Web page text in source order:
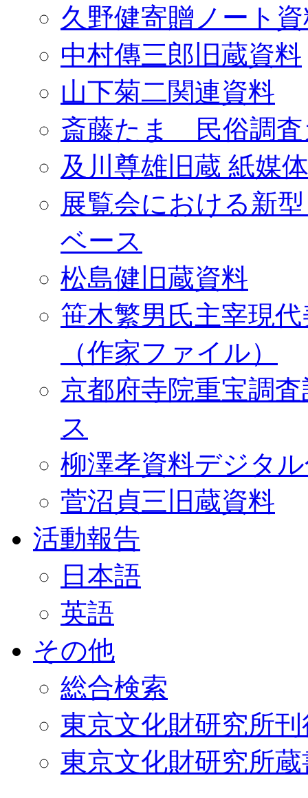
久野健寄贈ノート
中村傳三郎旧蔵資料
山下菊二関連資料
斎藤たま 民俗調査
及川尊雄旧蔵 紙媒
展覧会における新
ベース
松島健旧蔵資料
笹木繁男氏主宰現
（作家ファイル）
京都府寺院重宝調
ス
柳澤孝資料デジタ
菅沼貞三旧蔵資料
活動報告
日本語
英語
その他
総合検索
東京文化財研究所
東京文化財研究所